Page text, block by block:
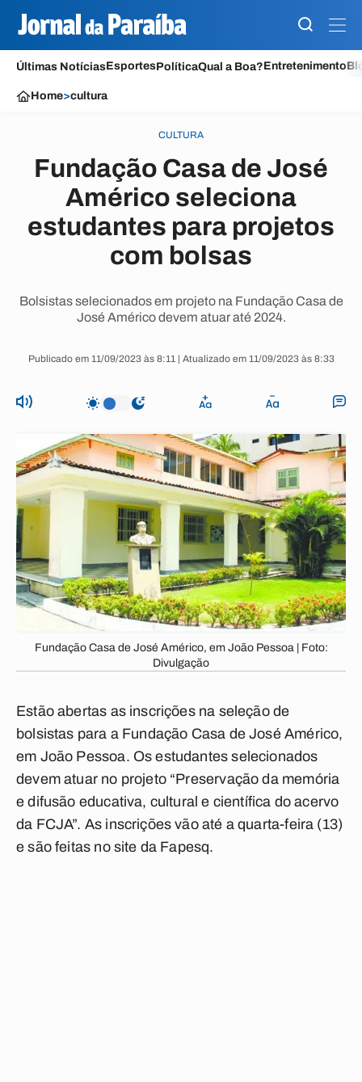
Últimas NotíciasEsportesPolíticaQual a Boa?Entretenimento
Home>cultura
CULTURA
Fundação Casa de José
Américo seleciona
estudantes para projetos
com bolsas
Bolsistas selecionados em projeto na Fundação Casa de
José Américo devem atuar até 2024.
Publicado em 11/09/2023 às 8:11 | Atualizado em 11/09/2023 às 8:33
Fundação Casa de José Américo, em João Pessoa | Foto:
Divulgação
Estão abertas as inscrições na seleção de
bolsistas para a Fundação Casa de José Américo,
em João Pessoa. Os estudantes selecionados
devem atuar no projeto “Preservação da memória
e difusão educativa, cultural e científica do acervo
da FCJA”. As inscrições vão até a quarta-feira (13)
e são feitas no site da Fapesq.